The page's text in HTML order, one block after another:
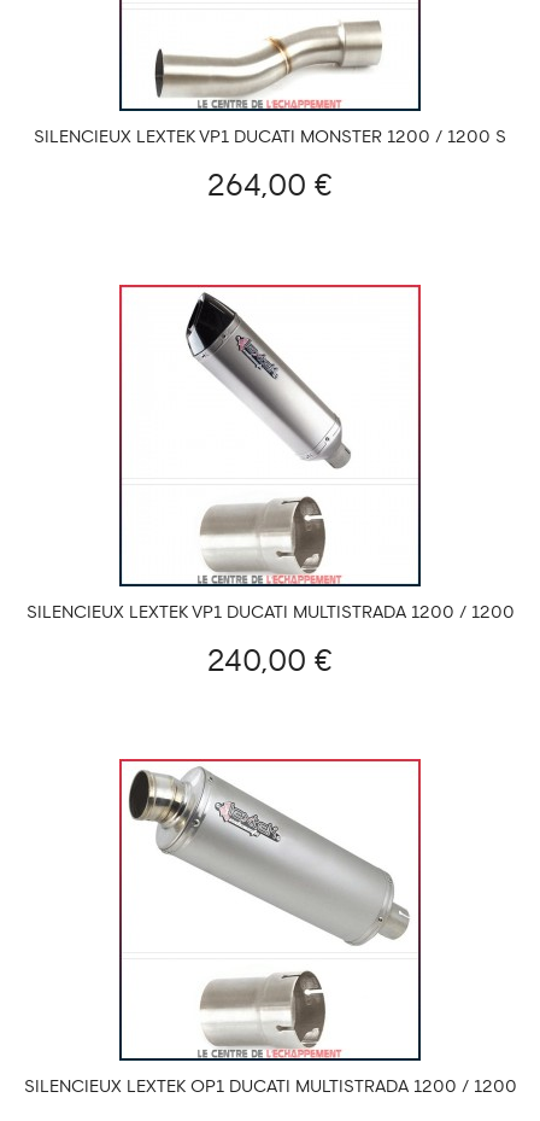
SILENCIEUX LEXTEK VP1 DUCATI MONSTER 1200 / 1200 S
264,00 €
SILENCIEUX LEXTEK VP1 DUCATI MULTISTRADA 1200 / 1200
240,00 €
SILENCIEUX LEXTEK OP1 DUCATI MULTISTRADA 1200 / 1200